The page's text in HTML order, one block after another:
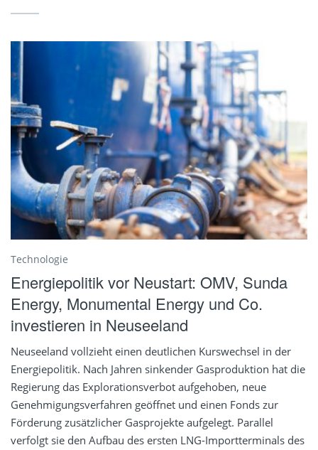
Technologie
Energiepolitik vor Neustart: OMV, Sunda
Energy, Monumental Energy und Co.
investieren in Neuseeland
Neuseeland vollzieht einen deutlichen Kurswechsel in der
Energiepolitik. Nach Jahren sinkender Gasproduktion hat die
Regierung das Explorationsverbot aufgehoben, neue
Genehmigungsverfahren geöffnet und einen Fonds zur
Förderung zusätzlicher Gasprojekte aufgelegt. Parallel
verfolgt sie den Aufbau des ersten LNG-Importterminals des